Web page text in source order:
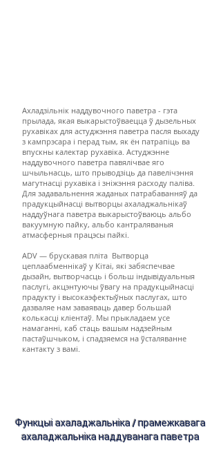
Ахладзільнік наддувочного паветра - гэта
прылада, якая выкарыстоўваецца ў дызельных
рухавіках для астуджэння паветра пасля выхаду
з кампрэсара і перад тым, як ён патрапіць ва
впускны калектар рухавіка. Астуджэнне
наддувочного паветра павялічвае яго
шчыльнасць, што прыводзіць да павелічэння
магутнасці рухавіка і зніжэння расходу паліва.
Для задавальнення жаданых патрабаванняў да
прадукцыйнасці вытворцы ахаладжальнікаў
наддуўнага паветра выкарыстоўваюць альбо
вакуумную пайку, альбо кантраляваныя
атмасферныя працэсы пайкі.
ADV — брускавая пліта Вытворца
цеплаабменнікаў у Кітаі, які забяспечвае
дызайн, вытворчасць і больш індывідуальныя
паслугі, акцэнтуючы ўвагу на прадукцыйнасці
прадукту і высокаэфектыўных паслугах, што
дазваляе нам заваяваць давер большай
колькасці кліентаў. Мы прыкладаем усе
намаганні, каб стаць вашым надзейным
пастаўшчыком, і спадзяемся на ўсталяванне
кантакту з вамі.
Функцыі ахаладжальніка / прамежкавага
ахаладжальніка наддуванага паветра